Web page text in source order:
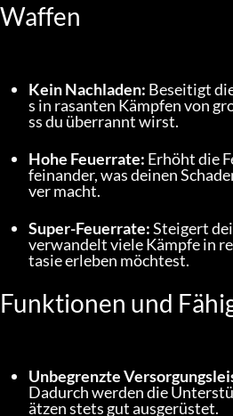
Waffen
Kein Nachladen: Beseitigt
s in rasanten Kämpfen von
ss du überrannt wirst.
Hohe Feuerrate: Erhöht die
feinander, was deinen
ver macht.
Super-Feuerrate: Steigert
verwandelt viele Kämpfe in
tasie erleben möchtest.
Funktionen und
Unbegrenzte
Dadurch werden die
ätzen stets gut ausgerüstet.